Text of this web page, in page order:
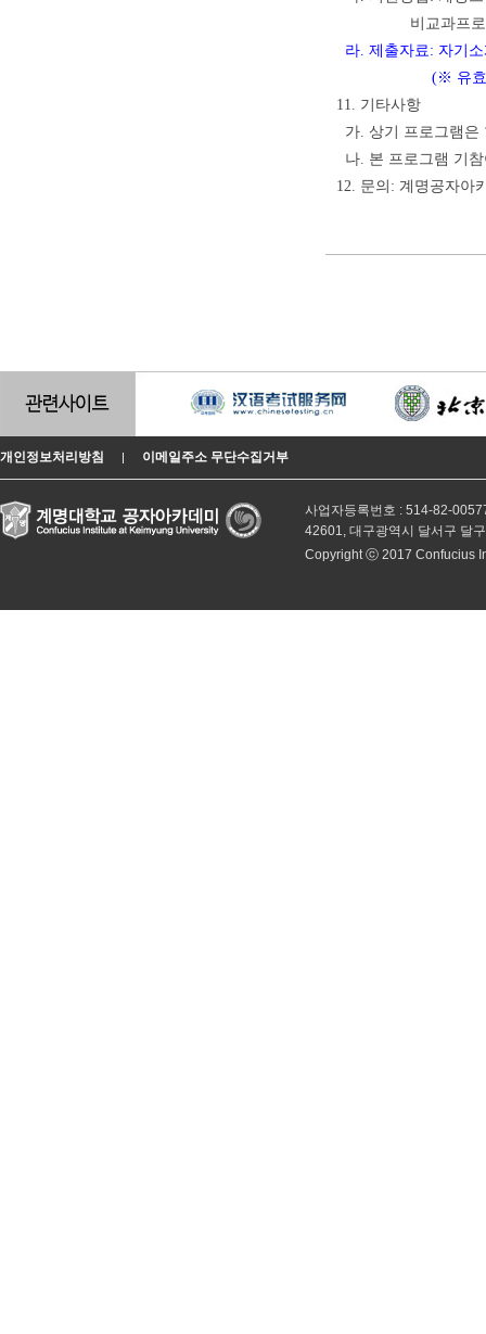
비교과프로그램
라. 제출자료: 자기
(※ 유효기간(2
11. 기타사항
가. 상기 프로그램은
나. 본 프로그램 기
12. 문의: 계명공자아
개인정보처리방침 | 이메일주소 무단수집거부
사업자등록번호 : 514-82-
42601, 대구광역시 달서구 달
Copyright ⓒ 2017 Confucius